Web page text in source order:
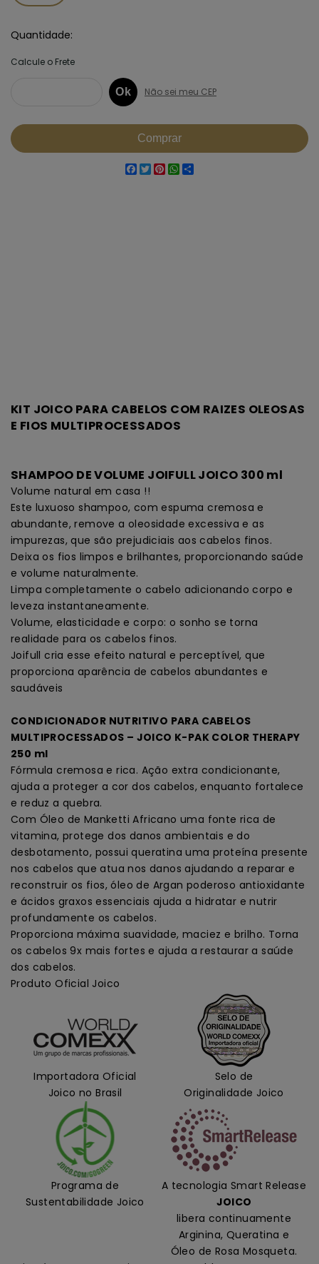
Quantidade
Facebook
Twitter
Pinterest
WhatsApp
KIT JOICO PARA CABELOS COM RAIZES OLEOSAS
E FIOS MULTIPROCESSADOS
SHAMPOO DE VOLUME JOIFULL JOICO 300 ml
Volume natural em casa !!
Este luxuoso shampoo, com espuma cremosa e
abundante, remove a oleosidade excessiva e as
impurezas, que são prejudiciais aos cabelos finos.
Deixa os fios limpos e brilhantes, proporcionando saúde
e volume naturalmente.
Limpa completamente o cabelo adicionando corpo e
leveza instantaneamente.
Volume, elasticidade e corpo: o sonho se torna
realidade para os cabelos finos.
Joifull cria esse efeito natural e perceptível, que
proporciona aparência de cabelos abundantes e
saudáveis
CONDICIONADOR NUTRITIVO PARA CABELOS
MULTIPROCESSADOS – JOICO K-PAK COLOR THERAPY
250 ml
Fórmula cremosa e rica. Ação extra condicionante,
ajuda a proteger a cor dos cabelos, enquanto fortalece
e reduz a quebra.
Com Óleo de Manketti Africano uma fonte rica de
vitamina, protege dos danos ambientais e do
desbotamento, possui queratina uma proteína presente
nos cabelos que atua nos danos ajudando a reparar e
reconstruir os fios, óleo de Argan poderoso antioxidante
e ácidos graxos essenciais ajuda a hidratar e nutrir
profundamente os cabelos.
Proporciona máxima suavidade, maciez e brilho. Torna
os cabelos 9x mais fortes e ajuda a restaurar a saúde
dos cabelos.
Produto Oficial Joico
Importadora Oficial
Joico no Brasil
Selo de
Originalidade Joico
Programa de
Sustentabilidade Joico
A tecnologia Smart Release
JOICO
libera continuamente
Arginina, Queratina e
Óleo de Rosa Mosqueta.